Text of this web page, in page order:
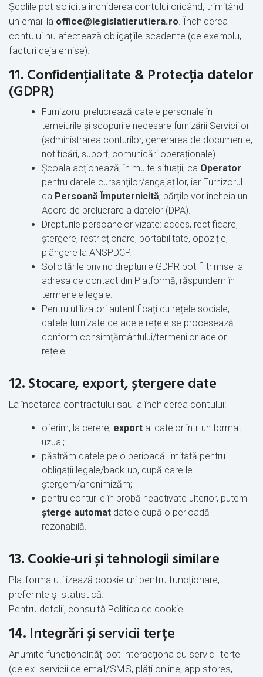
Școlile pot solicita închiderea contului oricând, trimițând
un email la office@legislatierutiera.ro. Închiderea
contului nu afectează obligațiile scadente (de exemplu,
facturi deja emise).
11. Confidențialitate & Protecția datelor
(GDPR)
Furnizorul prelucrează datele personale în
temeiurile și scopurile necesare furnizării Serviciilor
(administrarea conturilor, generarea de documente,
notificări, suport, comunicări operaționale).
Școala acționează, în multe situații, ca Operator
pentru datele cursanților/angajaților, iar Furnizorul
ca Persoană Împuternicită; părțile vor încheia un
Acord de prelucrare a datelor (DPA).
Drepturile persoanelor vizate: acces, rectificare,
ștergere, restricționare, portabilitate, opoziție,
plângere la ANSPDCP.
Solicitările privind drepturile GDPR pot fi trimise la
adresa de contact din Platformă; răspundem în
termenele legale.
Pentru utilizatori autentificați cu rețele sociale,
datele furnizate de acele rețele se procesează
conform consimțământului/termenilor acelor
rețele.
12. Stocare, export, ștergere date
La încetarea contractului sau la închiderea contului:
oferim, la cerere, export al datelor într-un format
uzual;
păstrăm datele pe o perioadă limitată pentru
obligații legale/back-up, după care le
ștergem/anonimizăm;
pentru conturile în probă neactivate ulterior, putem
șterge automat datele după o perioadă
rezonabilă.
13. Cookie-uri și tehnologii similare
Platforma utilizează cookie-uri pentru funcționare,
preferințe și statistică.
Pentru detalii, consultă Politica de cookie.
14. Integrări și servicii terțe
Anumite funcționalități pot interacționa cu servicii terțe
(de ex. servicii de email/SMS, plăți online, app stores,